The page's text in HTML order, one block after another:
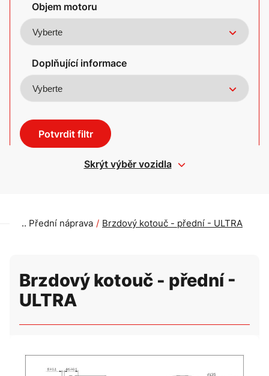
Objem motoru
Doplňující informace
Potvrdit filtr
Skrýt výběr vozidla
Přední náprava Brzdový kotouč - přední - ULTRA
Brzdový kotouč - přední -
ULTRA